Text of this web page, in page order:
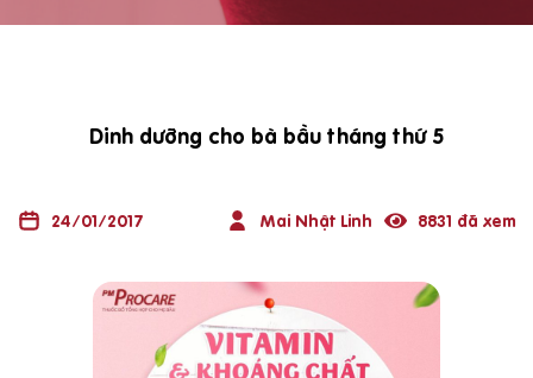
Dinh dưỡng cho bà bầu tháng thứ 5
24/01/2017 Mai Nhật Linh 8831 đã xem